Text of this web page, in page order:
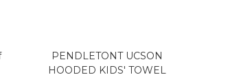
PENDLETONT UCSON
HOODED KIDS' TOWEL